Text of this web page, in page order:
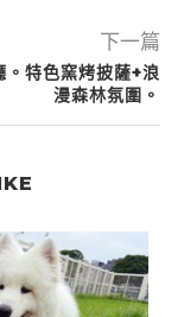
下一篇
。特色窯烤披薩+浪
漫森林氛圍。